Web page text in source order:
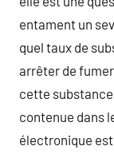
entament un
quel taux de
arrêter de
cette
contenue dans
électronique